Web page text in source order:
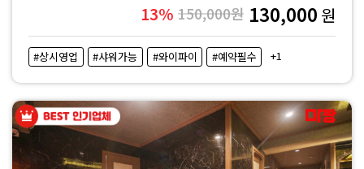
13% 150,000원 130,000 원
#상시영업 #샤워가능 #와이파이 #예약필수 +1